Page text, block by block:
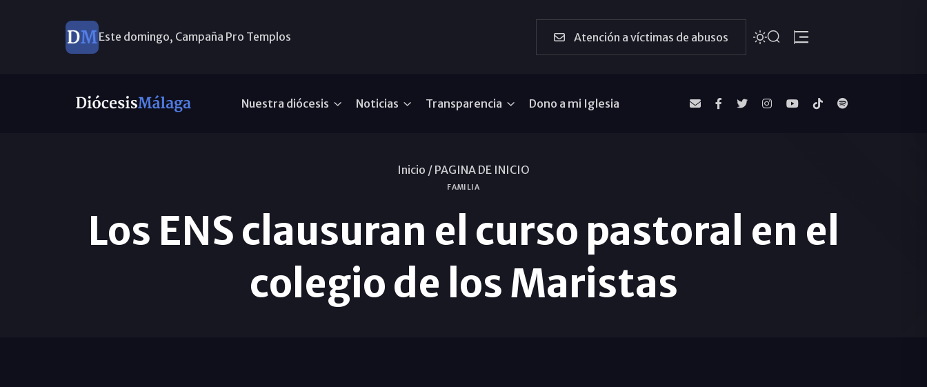
Este domingo, Campaña Pro Templos Atención a víctimas de abusos
Nuestra diócesis Noticias Transparencia Dono a mi Iglesia
Inicio / PAGINA DE INICIO
FAMILIA
Los ENS clausuran el curso pastoral en el
colegio de los Maristas